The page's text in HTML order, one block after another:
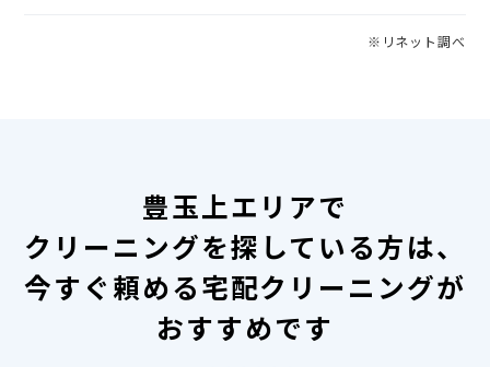
※リネット調べ
豊玉上エリアで
クリーニングを探している方は、
今すぐ頼める宅配クリーニングが
おすすめです